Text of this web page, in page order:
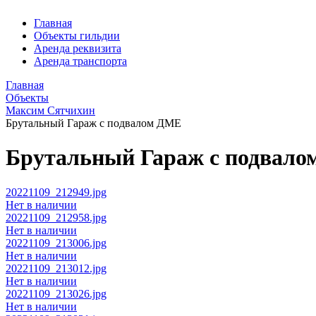
Главная
Объекты гильдии
Аренда реквизита
Аренда транспорта
Главная
Объекты
Максим Сятчихин
Брутальный Гараж с подвалом ДМЕ
Брутальный Гараж с
20221109_212949.jpg
Нет в наличии
20221109_212958.jpg
Нет в наличии
20221109_213006.jpg
Нет в наличии
20221109_213012.jpg
Нет в наличии
20221109_213026.jpg
Нет в наличии